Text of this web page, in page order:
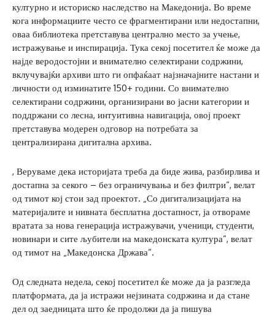
културно и историско наследство на Македонија. Во време
кога информациите често се фрагментирани или недостапни,
оваа библиотека претставува централно место за учење,
истражување и инспирација. Тука секој посетител ќе може да
најде веродостојни и внимателно селектирани содржини,
вклучувајќи архиви што ги опфаќаат најзначајните настани и
личности од изминатите 150+ години. Со внимателно
селектирани содржини, организирани во јасни категории и
поддржани со лесна, интуитивна навигација, овој проект
претставува модерен одговор на потребата за
централизирана дигитална архива.
, Веруваме дека историјата треба да биде жива, разбирлива и
достапна за секого – без ограничувања и без филтри“, велат
од тимот кој стои зад проектот. „Со дигитализацијата на
материјалите и нивната бесплатна достапност, ја отвораме
вратата за нова генерација истражувачи, ученици, студенти,
новинари и сите љубители на македонската култура“, велат
од тимот на „Македонска Држава“.
Од следната недела, секој посетител ќе може да ја разгледа
платформата, да ја истражи нејзината содржина и да стане
дел од заедницата што ќе продолжи да ја пишува